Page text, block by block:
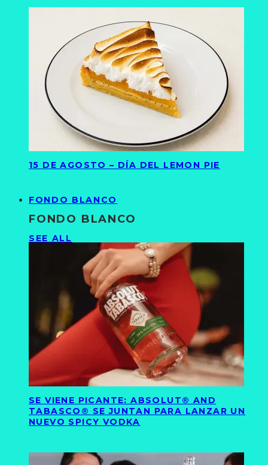
15 DE AGOSTO – DÍA DEL LEMON PIE
FONDO BLANCO
FONDO BLANCO
SEE ALL
SE VIENE PICANTE: ABSOLUT® AND
TABASCO® SE JUNTAN PARA LANZAR UN
NUEVO SPICY VODKA